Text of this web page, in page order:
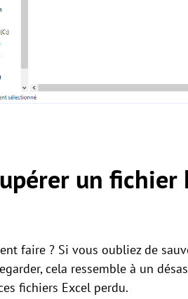
un fichier
faire ? Si vous oubliez de
cela ressemble à un
fichiers Excel perdu.